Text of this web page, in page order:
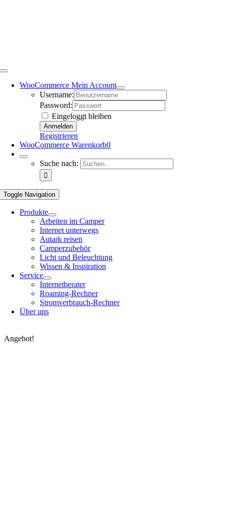
WooCommerce Mein Account
Username:
Password:
Eingeloggt bleiben
Registrieren
WooCommerce Warenkorb0
Suche nach:
Toggle Navigation
Produkte
Arbeiten im Camper
Internet unterwegs
Autark reisen
Camperzubehör
Licht und Beleuchtung
Wissen & Inspiration
Service
Internetberater
Roaming-Rechner
Stromverbrauch-Rechner
Über uns
Angebot!